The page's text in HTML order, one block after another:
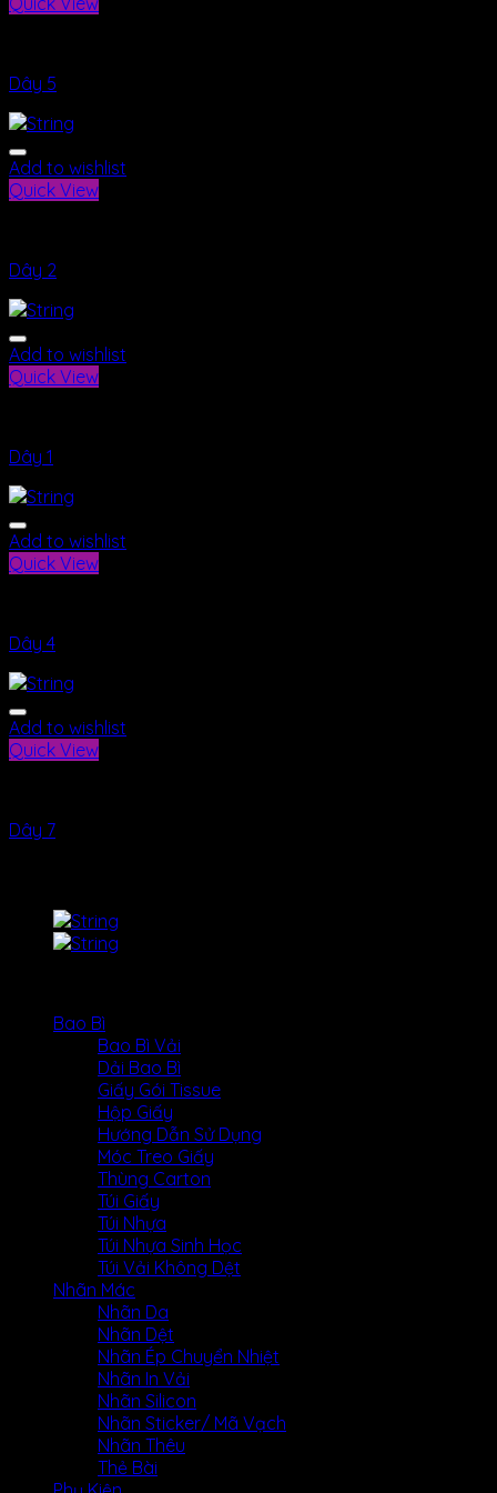
Dây 5
Add to wishlist
Quick View
Dây 2
Add to wishlist
Quick View
Dây 1
Add to wishlist
Quick View
Dây 4
Add to wishlist
Quick View
Dây 7
Bao Bì
Bao Bì Vải
Dải Bao Bì
Giấy Gói Tissue
Hộp Giấy
Hướng Dẫn Sử Dụng
Móc Treo Giấy
Thùng Carton
Túi Giấy
Túi Nhựa
Túi Nhựa Sinh Học
Túi Vải Không Dệt
Nhãn Mác
Nhãn Da
Nhãn Dệt
Nhãn Ép Chuyển Nhiệt
Nhãn In Vải
Nhãn Silicon
Nhãn Sticker/ Mã Vạch
Nhãn Thêu
Thẻ Bài